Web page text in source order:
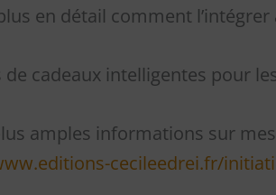
en détail comment
de cadeaux intelligentes pour
amples informations sur
cecileedrei.fr/